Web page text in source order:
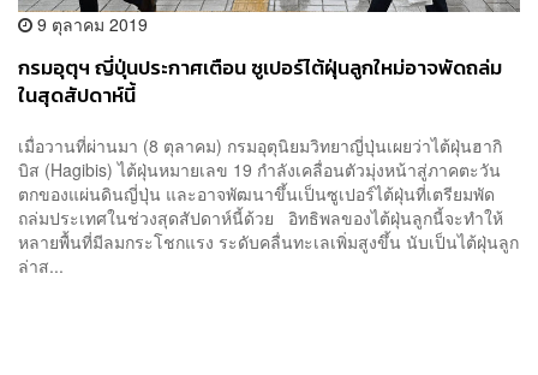
9 ตุลาคม 2019
กรมอุตุฯ ญี่ปุ่นประกาศเตือน ซูเปอร์ไต้ฝุ่นลูกใหม่อาจพัดถล่ม
ในสุดสัปดาห์นี้
เมื่อวานที่ผ่านมา (8 ตุลาคม) กรมอุตุนิยมวิทยาญี่ปุ่นเผยว่าไต้ฝุ่นฮากิ
บิส (Hagibis) ไต้ฝุ่นหมายเลข 19 กำลังเคลื่อนตัวมุ่งหน้าสู่ภาคตะวัน
ตกของแผ่นดินญี่ปุ่น และอาจพัฒนาขึ้นเป็นซูเปอร์ไต้ฝุ่นที่เตรียมพัด
ถล่มประเทศในช่วงสุดสัปดาห์นี้ด้วย อิทธิพลของไต้ฝุ่นลูกนี้จะทำให้
หลายพื้นที่มีลมกระโชกแรง ระดับคลื่นทะเลเพิ่มสูงขึ้น นับเป็นไต้ฝุ่นลูก
ล่าส...